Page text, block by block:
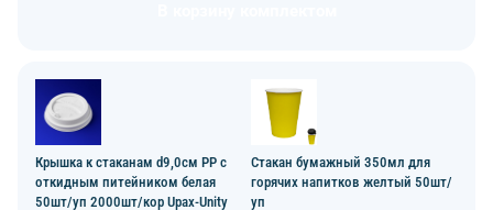
Крышка к стаканам d9,0см PP с
откидным питейником белая
50шт/уп 2000шт/кор Upax-Unity
Стакан бумажный 350мл для
горячих напитков желтый 50шт/
уп